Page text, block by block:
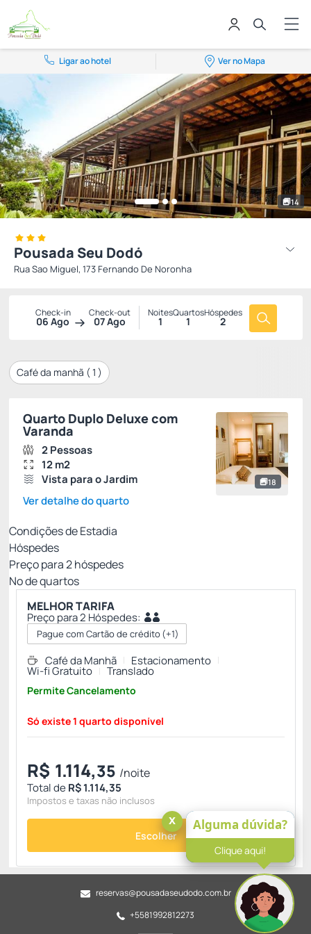
Ligar ao hotel Ver no Mapa
14
Pousada Seu Dodó
Rua Sao Miguel, 173 Fernando De Noronha
Check-in
06 Ago
Check-out
07 Ago
Noites
1
Quartos
1
Hóspedes
2
Café da manhã ( 1 )
18
Quarto Duplo Deluxe com
Varanda
2 Pessoas
12 m2
Vista para o Jardim
Ver detalhe do quarto
Condições de Estadia
Hóspedes
Preço para2hóspedes
Nº de quartos
MELHOR TARIFA
Preço para 2 Hóspedes:
Pague com Cartão de crédito(+1)
Café da Manhã Estacionamento
Wi-fi Gratuito Translado
Permite Cancelamento
Só existe 1 quarto disponível
R$ 1.114,35 /noite
Total deR$ 1.114,35
Impostos e taxas não inclusos
Escolher
reservas@pousadaseudodo.com.br
+5581992812273
Alguma dúvida?
Clique aqui!
x